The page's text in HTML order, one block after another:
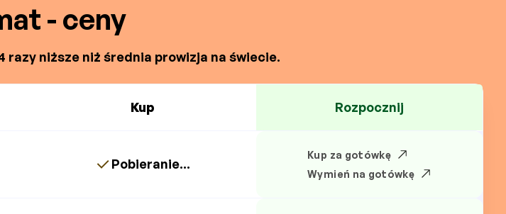
- ceny
razy niższe niż średnia prowizja na świecie.
Kup Rozpocznij
Pobieranie...
Kup za gotówkę
Wymień na gotówkę